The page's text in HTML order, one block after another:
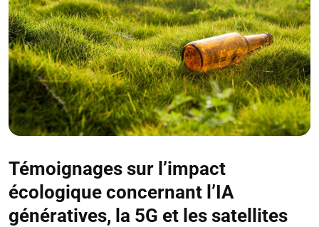
Témoignages sur l’impact
écologique concernant l’IA
génératives, la 5G et les satellites